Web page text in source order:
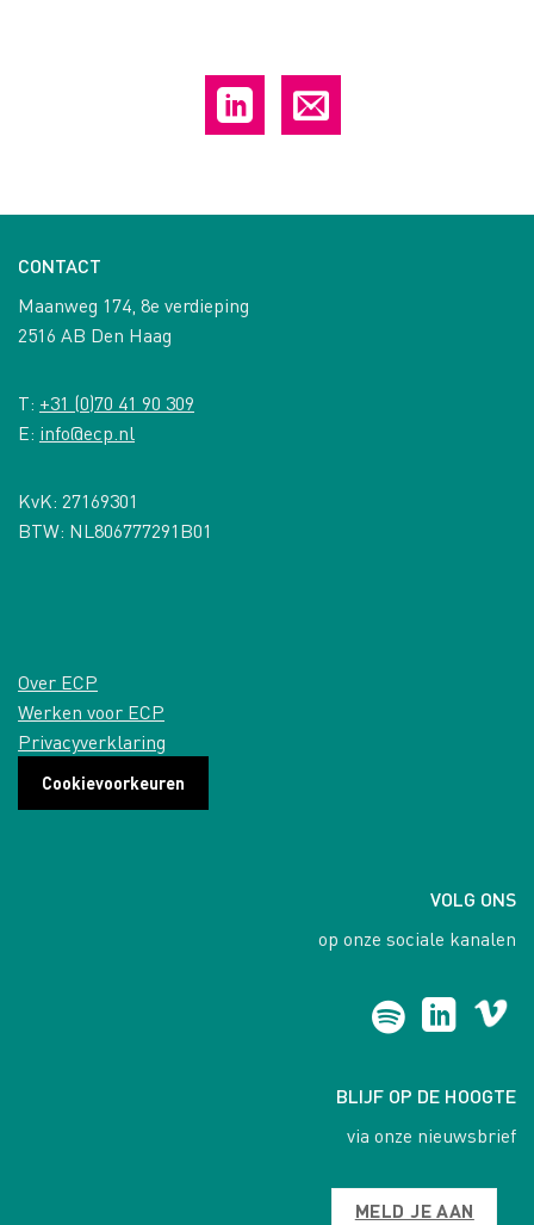
CONTACT
Maanweg 174, 8e verdieping
2516 AB Den Haag
T: +31 (0)70 41 90 309
E: info@ecp.nl
KvK: 27169301
BTW: NL806777291B01
Over ECP
Werken voor ECP
Privacyverklaring
Cookievoorkeuren
VOLG ONS
op onze sociale kanalen
BLIJF OP DE HOOGTE
via onze nieuwsbrief
MELD JE AAN